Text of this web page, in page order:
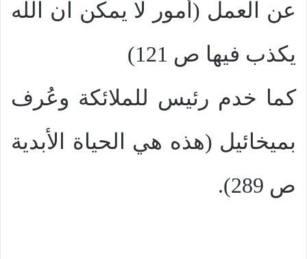
عن العمل (أمور لا يمكن ان الله
يكذب فيها ص 121)
كما خدم رئيس للملائكة وعُرف
بميخائيل (هذه هي الحياة الأبدية
ص 289).